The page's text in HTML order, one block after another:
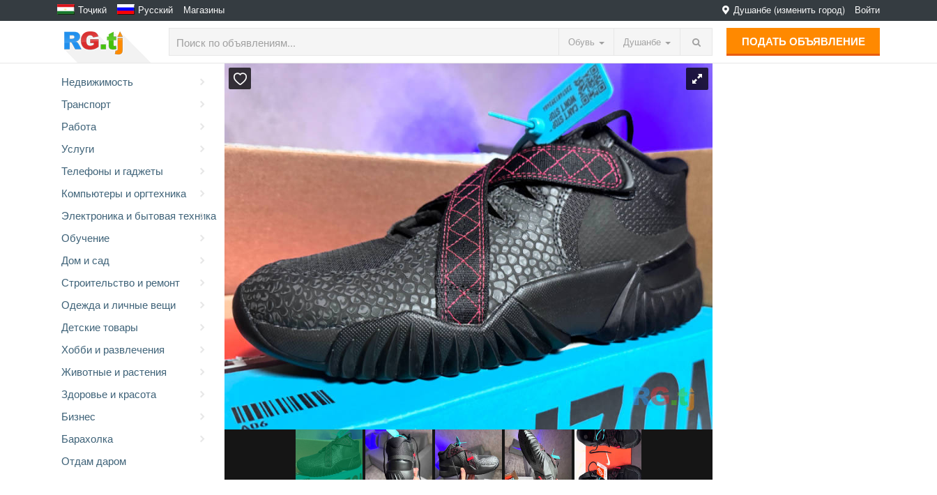
Тоҷикӣ Русский Магазины Душанбе (изменить город) Войти
Обувь Душанбе ПОДАТЬ ОБЪЯВЛЕНИЕ
Недвижимость
Транспорт
Работа
Услуги
Телефоны и гаджеты
Компьютеры и оргтехника
Электроника и бытовая техника
Обучение
Дом и сад
Строительство и ремонт
Одежда и личные вещи
Детские товары
Хобби и развлечения
Животные и растения
Здоровье и красота
Бизнес
Барахолка
Отдам даром